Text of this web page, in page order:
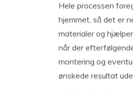
Hele processen
hjemmet, så det er
materialer og
når der
montering og
ønskede resultat